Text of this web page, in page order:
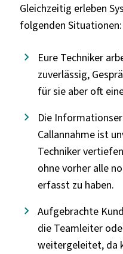
Gleichzeitig erleben
folgenden Situationen:
Eure Techniker
zuverlässig,
für sie aber oft
Die
Callannahme ist
Techniker
ohne vorher alle
erfasst zu haben.
Aufgebrachte
die Teamleiter
weitergeleitet, da